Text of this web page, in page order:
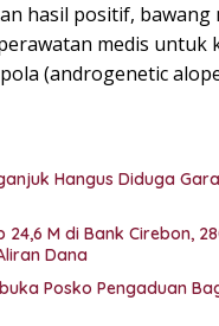
hasil positif, bawang
medis untuk
(androgenetic
Hangus Diduga
24,6 M di Bank Cirebon,
Dana
Posko Pengaduan